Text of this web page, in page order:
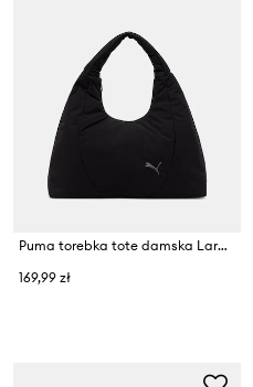
Puma torebka tote damska Large Prism
169,99 zł